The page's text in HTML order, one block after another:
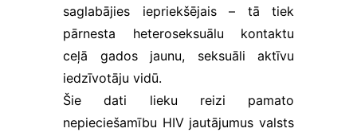
saglabājies iepriekšējais – tā tiek
pārnesta heteroseksuālu kontaktu
ceļā gados jaunu, seksuāli aktīvu
iedzīvotāju vidū.
Šie dati lieku reizi pamato
nepieciešamību HIV jautājumus valsts
Lietotāja
pieredzes
sīkfaili
Palīdz mums
novērtēt
apmeklējuma